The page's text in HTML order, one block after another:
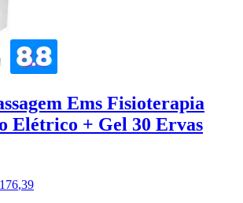
Ems Fisioterapia
Elétrico + Gel 30 Ervas
176,39